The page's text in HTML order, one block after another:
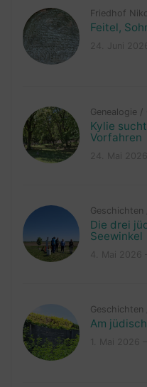
Friedhof
Feitel,
Genealogie /
Kylie
Vorfahren
Geschichten
Die drei
Seewinkel
Geschichten
Am